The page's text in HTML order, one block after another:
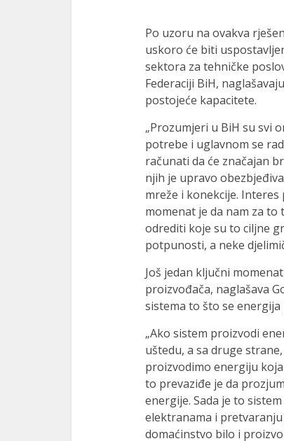
Po uzoru na ovakva
uskoro će biti
sektora za tehničke
Federaciji BiH,
postojeće kapacitete.
„Prozumjeri u BiH su svi
potrebe i uglavnom se
računati da će značajan
njih je upravo
mreže i konekcije.
momenat je da nam za
odrediti koje su to ciljne
potpunosti, a neke
Još jedan ključni
proizvođača, naglašava
sistema to što se
„Ako sistem proizvodi
uštedu, a sa druge
proizvodimo energiju
to prevaziđe je da
energije. Sada je to
elektranama i
domaćinstvo bilo i